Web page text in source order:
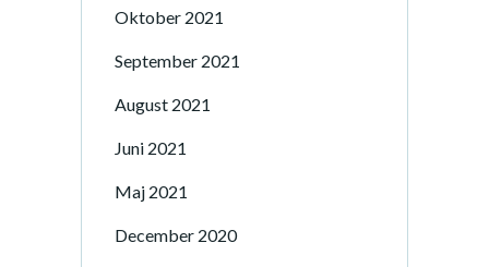
Oktober 2021
September 2021
August 2021
Juni 2021
Maj 2021
December 2020